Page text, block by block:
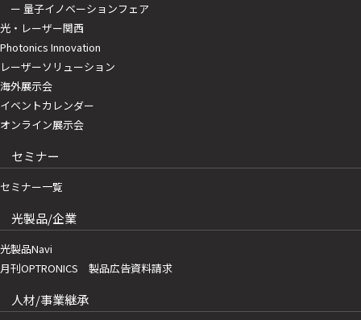
ー 量子イノベーションフェア
光・レーザー関西
Photonics Innovation
レーザーソリューション
海外展示会
イベントカレンダー
オンライン展示会
セミナー
セミナー一覧
光製品/企業
光製品Navi
月刊OPTRONICS 製品広告資料請求
人材/事業継承